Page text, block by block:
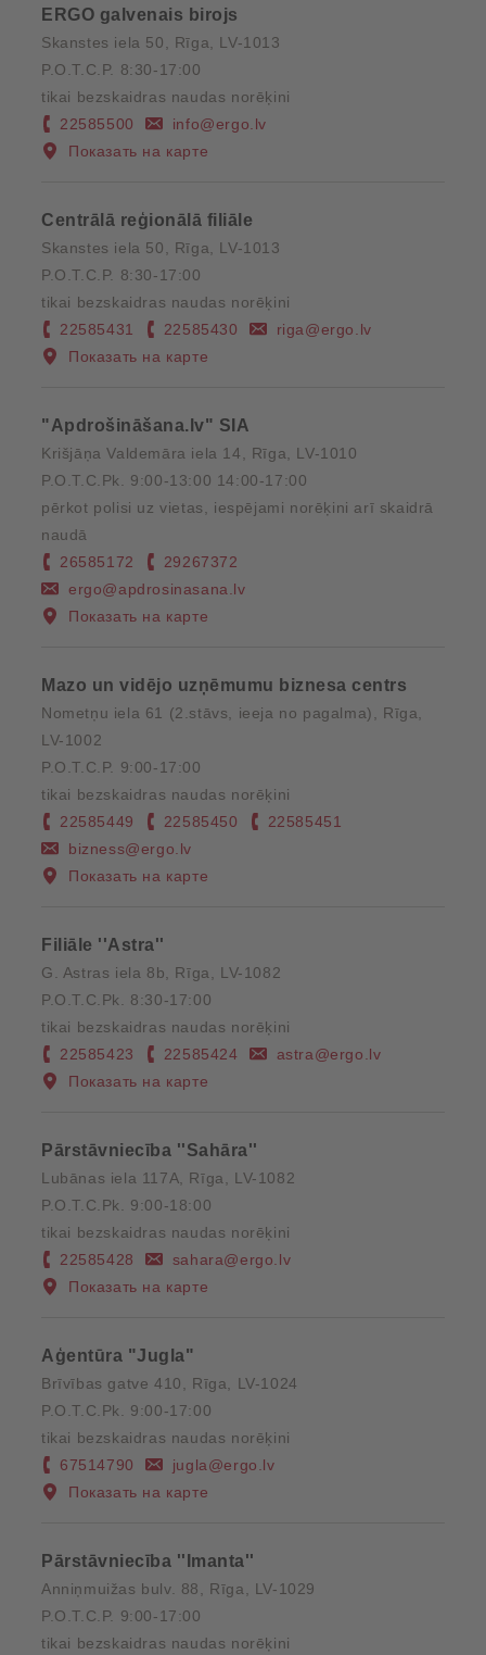
ERGO galvenais birojs
Skanstes iela 50, Rīga, LV-1013
P.O.T.C.P. 8:30-17:00
tikai bezskaidras naudas norēķini
22585500
info@ergo.lv
Показать на карте
Centrālā reģionālā filiāle
Skanstes iela 50, Rīga, LV-1013
P.O.T.C.P. 8:30-17:00
tikai bezskaidras naudas norēķini
22585431
22585430
riga@ergo.lv
Показать на карте
"Apdrošināšana.lv" SIA
Krišjāņa Valdemāra iela 14, Rīga, LV-1010
P.O.T.C.Pk. 9:00-13:00 14:00-17:00
pērkot polisi uz vietas, iespējami norēķini arī skaidrā
naudā
26585172
29267372
ergo@apdrosinasana.lv
Показать на карте
Mazo un vidējo uzņēmumu biznesa centrs
Nometņu iela 61 (2.stāvs, ieeja no pagalma), Rīga,
LV-1002
P.O.T.C.P. 9:00-17:00
tikai bezskaidras naudas norēķini
22585449
22585450
22585451
bizness@ergo.lv
Показать на карте
Filiāle ''Astra''
G. Astras iela 8b, Rīga, LV-1082
P.O.T.C.Pk. 8:30-17:00
tikai bezskaidras naudas norēķini
22585423
22585424
astra@ergo.lv
Показать на карте
Pārstāvniecība ''Sahāra''
Lubānas iela 117A, Rīga, LV-1082
P.O.T.C.Pk. 9:00-18:00
tikai bezskaidras naudas norēķini
22585428
sahara@ergo.lv
Показать на карте
Aģentūra "Jugla"
Brīvības gatve 410, Rīga, LV-1024
P.O.T.C.Pk. 9:00-17:00
tikai bezskaidras naudas norēķini
67514790
jugla@ergo.lv
Показать на карте
Pārstāvniecība ''Imanta''
Anniņmuižas bulv. 88, Rīga, LV-1029
P.O.T.C.P. 9:00-17:00
tikai bezskaidras naudas norēķini